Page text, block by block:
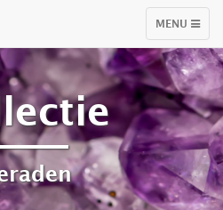
TOGGLE
MENU